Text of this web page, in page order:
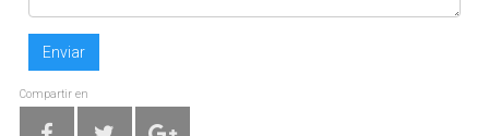
Enviar
Compartir en